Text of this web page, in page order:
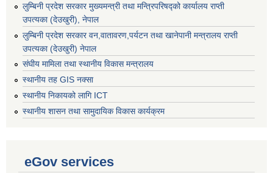
लुम्बिनी प्रदेश सरकार मुख्यमन्त्री तथा मन्त्रिपरिषद्को कार्यालय राप्ती
उपत्यका (देउखुरी), नेपाल
लुम्बिनी प्रदेश सरकार वन,वातावरण,पर्यटन तथा खानेपानी मन्त्रालय राप्ती
उपत्यका (देउखुरी) नेपाल
संघीय मामिला तथा स्थानीय विकास मन्त्रालय
स्थानीय तह GIS नक्सा
स्थानीय निकायको लागि ICT
स्थानीय शासन तथा सामुदायिक विकास कार्यक्रम
eGov services